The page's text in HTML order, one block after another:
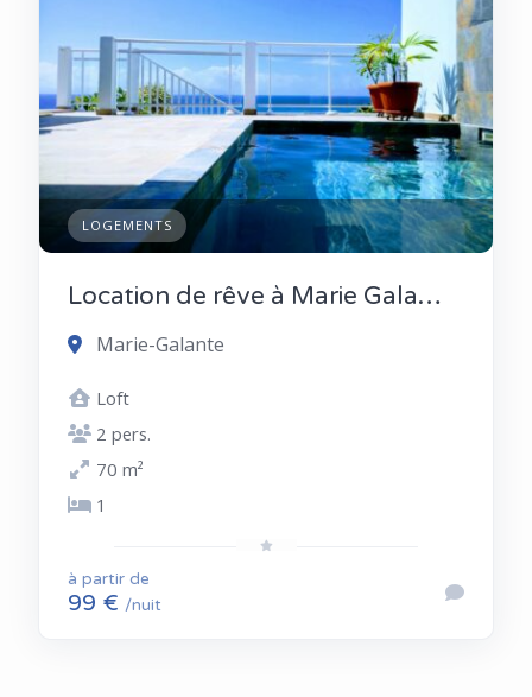
LOGEMENTS
Location de rêve à Marie Galante
Marie-Galante
Loft
2 pers.
70 m²
1
à partir de
99 € /nuit